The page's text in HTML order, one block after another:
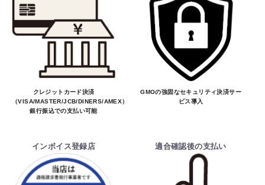
クレジットカード決済
（VISA/MASTER/JCB/DINERS/AMEX）、
銀行振込での支払い可能
GMOの強固なセキュリティ決済サー
ビス導入
インボイス登録店 適合確認後の支払い